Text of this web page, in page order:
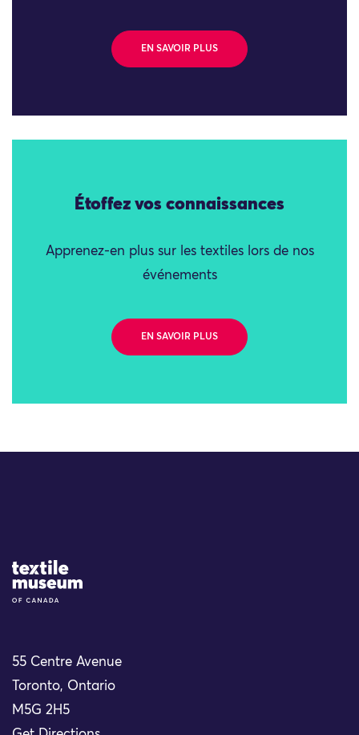
EN SAVOIR PLUS
Étoffez vos connaissances
Apprenez-en plus sur les textiles lors de nos
événements
EN SAVOIR PLUS
Site Logo
55 Centre Avenue
Toronto, Ontario
M5G 2H5